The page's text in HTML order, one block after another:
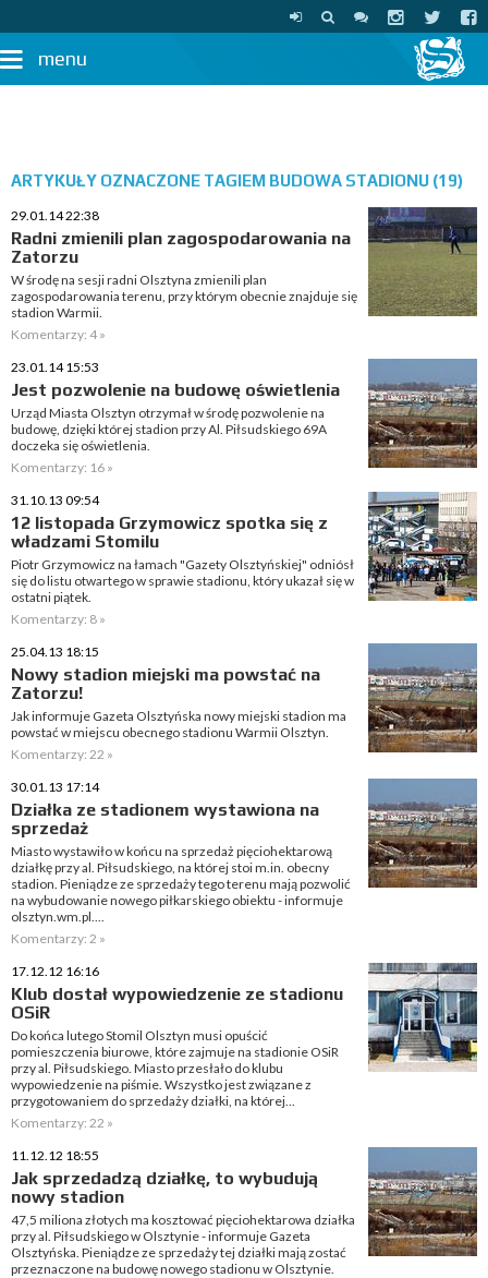
menu
ARTYKUŁY OZNACZONE TAGIEM BUDOWA STADIONU (19)
29.01.14 22:38
Radni zmienili plan zagospodarowania na
Zatorzu
W środę na sesji radni Olsztyna zmienili plan
zagospodarowania terenu, przy którym obecnie znajduje się
stadion Warmii.
Komentarzy: 4 »
23.01.14 15:53
Jest pozwolenie na budowę oświetlenia
Urząd Miasta Olsztyn otrzymał w środę pozwolenie na
budowę, dzięki której stadion przy Al. Piłsudskiego 69A
doczeka się oświetlenia.
Komentarzy: 16 »
31.10.13 09:54
12 listopada Grzymowicz spotka się z
władzami Stomilu
Piotr Grzymowicz na łamach "Gazety Olsztyńskiej" odniósł
się do listu otwartego w sprawie stadionu, który ukazał się w
ostatni piątek.
Komentarzy: 8 »
25.04.13 18:15
Nowy stadion miejski ma powstać na
Zatorzu!
Jak informuje Gazeta Olsztyńska nowy miejski stadion ma
powstać w miejscu obecnego stadionu Warmii Olsztyn.
Komentarzy: 22 »
30.01.13 17:14
Działka ze stadionem wystawiona na
sprzedaż
Miasto wystawiło w końcu na sprzedaż pięciohektarową
działkę przy al. Piłsudskiego, na której stoi m.in. obecny
stadion. Pieniądze ze sprzedaży tego terenu mają pozwolić
na wybudowanie nowego piłkarskiego obiektu - informuje
olsztyn.wm.pl....
Komentarzy: 2 »
17.12.12 16:16
Klub dostał wypowiedzenie ze stadionu
OSiR
Do końca lutego Stomil Olsztyn musi opuścić
pomieszczenia biurowe, które zajmuje na stadionie OSiR
przy al. Piłsudskiego. Miasto przesłało do klubu
wypowiedzenie na piśmie. Wszystko jest związane z
przygotowaniem do sprzedaży działki, na której...
Komentarzy: 22 »
11.12.12 18:55
Jak sprzedadzą działkę, to wybudują
nowy stadion
47,5 miliona złotych ma kosztować pięciohektarowa działka
przy al. Piłsudskiego w Olsztynie - informuje Gazeta
Olsztyńska. Pieniądze ze sprzedaży tej działki mają zostać
przeznaczone na budowę nowego stadionu w Olsztynie.